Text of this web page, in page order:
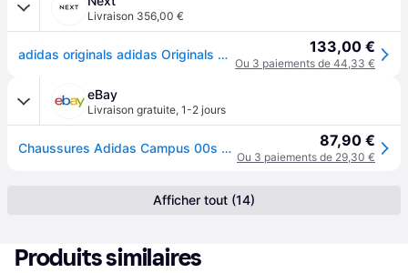
Livraison 356,00 €
adidas originals adidas Originals White/Black Campus 00s Trainers 133,00 €
Ou 3 paiements de 44,33 €
eBay
Livraison gratuite, 1-2 jours
Chaussures Adidas Campus 00s W Gy0042 - 9w 87,90 €
Ou 3 paiements de 29,30 €
Afficher tout (14)
Produits similaires